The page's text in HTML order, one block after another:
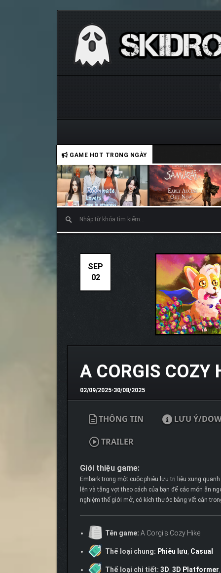
GAME HOT TRONG NGÀY
SEP
02
A CORGIS COZY
02/09/2025•30/08/2025
THÔNG TIN LƯU Ý/
TRAILER
Giới thiệu game:
Embark trong một cuộc phiêu lưu trị liệu xung
lên và tăng vọt theo cách của bạn để các món ăn
nghiệm thế giới mở, có kích thước bằng vết cắn
Tên game: A Corgi's Cozy Hike
Thể loại chung: Phiêu lưu, Casual
Thể loại chi tiết: 3D, 3D Platformer